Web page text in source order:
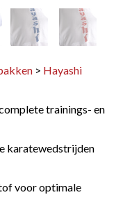
> Hayashi
trainings- en
karatewedstrijden
voor optimale